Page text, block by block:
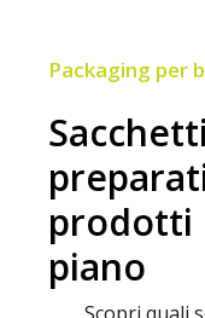
Packaging per
prodotti
piano